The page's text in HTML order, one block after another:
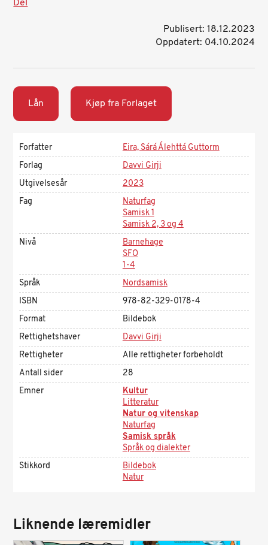
Del
Publisert: 18.12.2023
Oppdatert: 04.10.2024
Lån Kjøp fra Forlaget
Forfatter
Eira, Sárá Álehttá Guttorm
Forlag
Davvi Girji
Utgivelsesår
2023
Fag
Naturfag
Samisk 1
Samisk 2, 3 og 4
Nivå
Barnehage
SFO
1-4
Språk
Nordsamisk
ISBN
978-82-329-0178-4
Format
Bildebok
Rettighetshaver
Davvi Girji
Rettigheter
Alle rettigheter forbeholdt
Antall sider
28
Emner
Kultur
Litteratur
Natur og vitenskap
Naturfag
Samisk språk
Språk og dialekter
Stikkord
Bildebok
Natur
Liknende læremidler